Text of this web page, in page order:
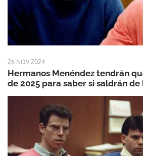
26 NOV 2024
Hermanos Menéndez tendrán
de 2025 para saber si saldrán